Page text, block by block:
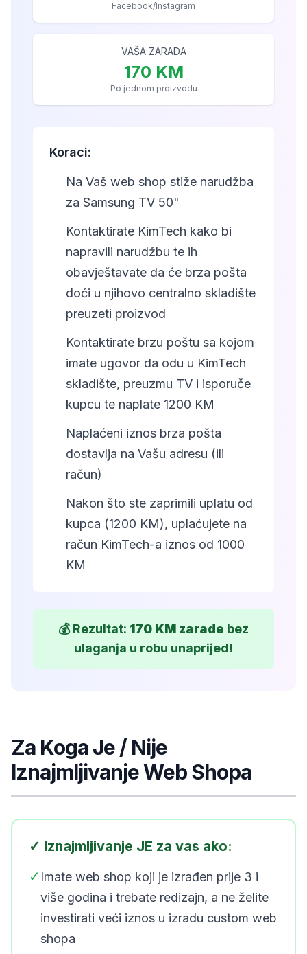
Facebook/Instagram
VAŠA ZARADA
170 KM
Po jednom proizvodu
Koraci:
Na Vaš web shop stiže narudžba
za Samsung TV 50"
Kontaktirate KimTech kako bi
napravili narudžbu te ih
obavještavate da će brza pošta
doći u njihovo centralno skladište
preuzeti proizvod
Kontaktirate brzu poštu sa kojom
imate ugovor da odu u KimTech
skladište, preuzmu TV i isporuče
kupcu te naplate 1200 KM
Naplaćeni iznos brza pošta
dostavlja na Vašu adresu (ili
račun)
Nakon što ste zaprimili uplatu od
kupca (1200 KM), uplaćujete na
račun KimTech-a iznos od 1000
KM
💰 Rezultat: 170 KM zarade bez
ulaganja u robu unaprijed!
Za Koga Je / Nije
Iznajmljivanje Web Shopa
✓ Iznajmljivanje JE za vas ako:
✓ Imate web shop koji je izrađen prije 3 i
više godina i trebate redizajn, a ne želite
investirati veći iznos u izradu custom web
shopa